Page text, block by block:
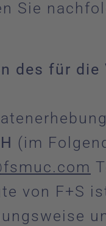
Sie
des für
(im
von F+S